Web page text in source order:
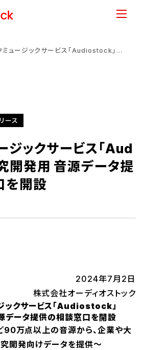
ストックミュージックサービス「Audiostock」研究開発用 音源データ提供の相談窓口を開設
ース
ジックサービス「Aud
開発用 音源データ提
を開設
2024年7月2日
株式会社オーディオストック
ックサービス「Audiostock」
データ提供の相談窓口を開設
90万点以上の音源から、企業や大
開発向けデータを提供～